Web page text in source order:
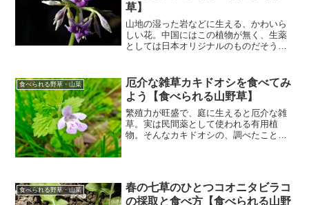
草】
山地の湿った岩などに生える、かわいら
しい花。中国にはこの植物が無く、生薬
としては日本オリジナルのものだそう。
バコ（岩煙草）：イワタバコ科イワタバ
コ属 多年草 別名：イ...
食べられる野草・山菜
厄介な雑草カキドオシを食べてみ
よう【食べられる山野草】
繁殖力が旺盛で、庭に生えると厄介な雑
草。実は民間薬として使われる有用植
物。そんなカキドオシの、調べたことを
トオリ、ツルハッカ、バテ...
食べられる野草・山菜
春の七草のひとつコオニタビラコ
の採取と食べ方【食べられる山野